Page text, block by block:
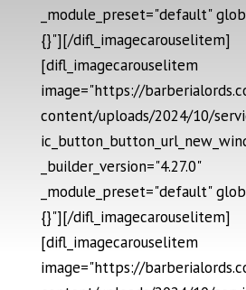
_module_preset="default"
{}"][/difl_imagecarouselitem]
[difl_imagecarouselitem
image="https://
content/uploads/2024/10/
_builder_version="4.27.0"
_module_preset="default"
{}"][/difl_imagecarouselitem]
[difl_imagecarouselitem
image="https://